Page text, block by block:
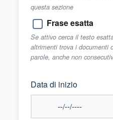
questa sezione
Frase esatta
Se attivo cerca il testo
altrimenti trova i documenti
parole, anche non
Data di inizio